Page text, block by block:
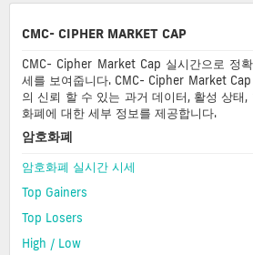
CMC- CIPHER MARKET CAP
CMC- Cipher Market Cap 실시간으로 정
세를 보여줍니다. CMC- Cipher Market
의 신뢰 할 수 있는 과거 데이터, 활성 상태
화폐에 대한 세부 정보를 제공합니다.
암호화폐
암호화폐 실시간 시세
Top Gainers
Top Losers
High / Low